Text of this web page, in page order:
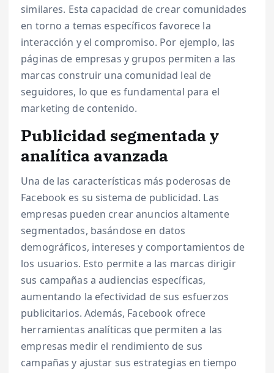
similares. Esta capacidad de crear comunidades
en torno a temas específicos favorece la
interacción y el compromiso. Por ejemplo, las
páginas de empresas y grupos permiten a las
marcas construir una comunidad leal de
seguidores, lo que es fundamental para el
marketing de contenido.
Publicidad segmentada y
analítica avanzada
Una de las características más poderosas de
Facebook es su sistema de publicidad. Las
empresas pueden crear anuncios altamente
segmentados, basándose en datos
demográficos, intereses y comportamientos de
los usuarios. Esto permite a las marcas dirigir
sus campañas a audiencias específicas,
aumentando la efectividad de sus esfuerzos
publicitarios. Además, Facebook ofrece
herramientas analíticas que permiten a las
empresas medir el rendimiento de sus
campañas y ajustar sus estrategias en tiempo